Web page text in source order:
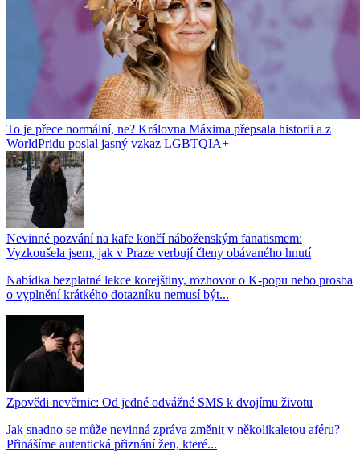
To je přece normální, ne? Královna Máxima přepsala historii a z
WorldPridu poslal jasný vzkaz LGBTQIA+
Nevinné pozvání na kafe končí náboženským fanatismem:
Vyzkoušela jsem, jak v Praze verbují členy obávaného hnutí
Nabídka bezplatné lekce korejštiny, rozhovor o K-popu nebo prosba
o vyplnění krátkého dotazníku nemusí být...
Zpovědi nevěrnic: Od jedné odvážné SMS k dvojímu životu
Jak snadno se může nevinná zpráva změnit v několikaletou aféru?
Přinášíme autentická přiznání žen, které...